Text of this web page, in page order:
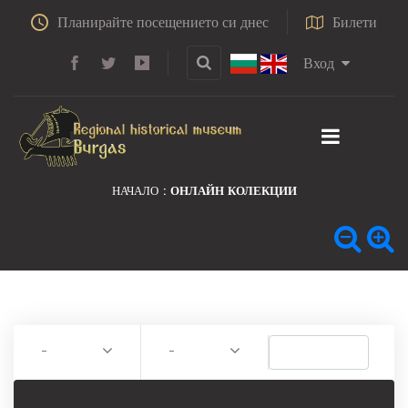
Планирайте посещението си днес Билети
Вход
НАЧАЛО ОНЛАЙН КОЛЕКЦИИ
- -